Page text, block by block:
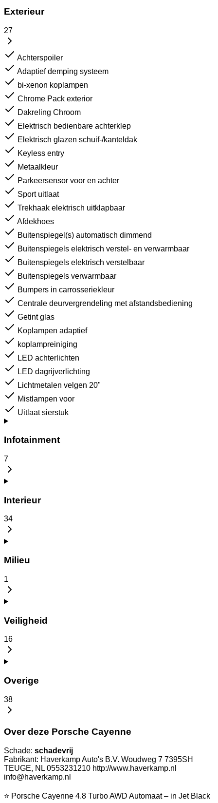
Exterieur
27
Achterspoiler
Adaptief demping systeem
bi-xenon koplampen
Chrome Pack exterior
Dakreling Chroom
Elektrisch bedienbare achterklep
Elektrisch glazen schuif-/kanteldak
Keyless entry
Metaalkleur
Parkeersensor voor en achter
Sport uitlaat
Trekhaak elektrisch uitklapbaar
Afdekhoes
Buitenspiegel(s) automatisch dimmend
Buitenspiegels elektrisch verstel- en verwarmbaar
Buitenspiegels elektrisch verstelbaar
Buitenspiegels verwarmbaar
Bumpers in carrosseriekleur
Centrale deurvergrendeling met afstandsbediening
Getint glas
Koplampen adaptief
koplampreiniging
LED achterlichten
LED dagrijverlichting
Lichtmetalen velgen 20"
Mistlampen voor
Uitlaat sierstuk
Infotainment
7
Interieur
34
Milieu
1
Veiligheid
16
Overige
38
Over deze Porsche Cayenne
Schade: schadevrij
Fabrikant: Haverkamp Auto's B.V. Woudweg 7 7395SH
TEUGE, NL 0553231210 http://www.haverkamp.nl
info@haverkamp.nl
⭐ Porsche Cayenne 4.8 Turbo AWD Automaat – in Jet Black